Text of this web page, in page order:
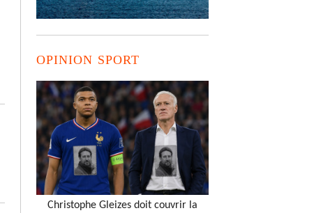
OPINION SPORT
Christophe Gleizes doit couvrir la